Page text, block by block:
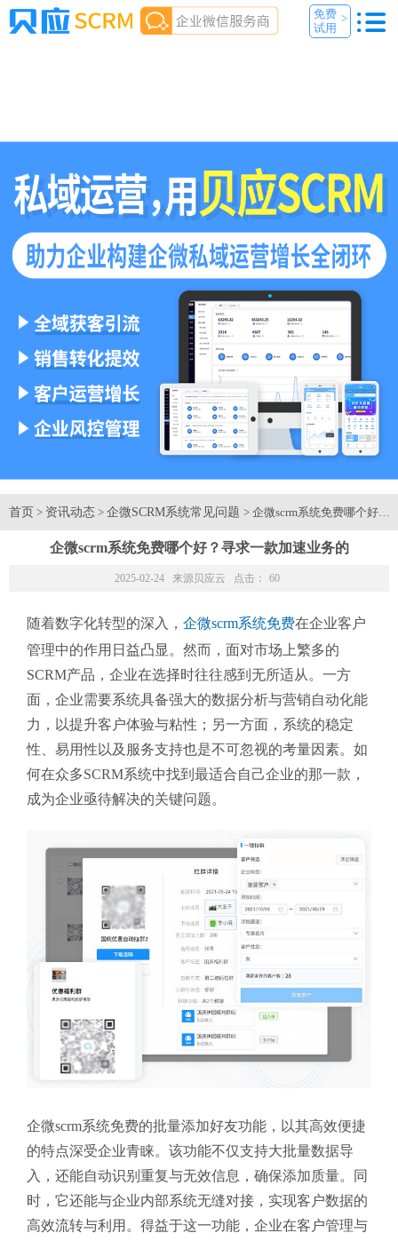
免费
试用
>
首页 > 资讯动态 > 企微SCRM系统常见问题 > 企微scrm系统免费哪个好
企微scrm系统免费哪个好？寻求一款加速业务的
2025-02-24 来源 贝应云 点击： 60
随着数字化转型的深入， 企微scrm系统免费在企业客户
管理中的作用日益凸显。然而，面对市场上繁多的
SCRM产品，企业在选择时往往感到无所适从。一方
面，企业需要系统具备强大的数据分析与营销自动化能
力，以提升客户体验与粘性；另一方面，系统的稳定
性、易用性以及服务支持也是不可忽视的考量因素。如
何在众多SCRM系统中找到最适合自己企业的那一款，
成为企业亟待解决的关键问题。
企微scrm系统免费的批量添加好友功能，以其高效便捷
的特点深受企业青睐。该功能不仅支持大批量数据导
入，还能自动识别重复与无效信息，确保添加质量。同
时，它还能与企业内部系统无缝对接，实现客户数据的
高效流转与利用。得益于这一功能，企业在客户管理与